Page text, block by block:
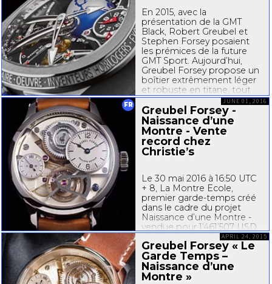
En 2015, avec la
présentation de la GMT
Black, Robert Greubel et
Stephen Forsey posaient
les prémices de la future
GMT Sport. Aujourd’hui,
Greubel Forsey propose un
boîtier extrêmement léger
et robuste en titane, tout
en réinventant une forme
de boîtier galbée avec
lunette ovoïde...
FR
Greubel Forsey -
Naissance d’une
Montre - Vente
record chez
Christie’s
Le 30 mai 2016 à 16:50 UTC
+ 8, La Montre Ecole,
premier garde-temps créé
dans le cadre du projet
Naissance d’une Montre -
vendue pour 1’461’507 USD
(estimation basse 450’000
USD) lors de la vente aux
enchères de Christie’s à
Hong-Kong. Cette vente
marque une étape
JUNE 01, 2016
Greubel Forsey « Le
Garde Temps –
Naissance d’une
Montre »
APRIL 24, 2015